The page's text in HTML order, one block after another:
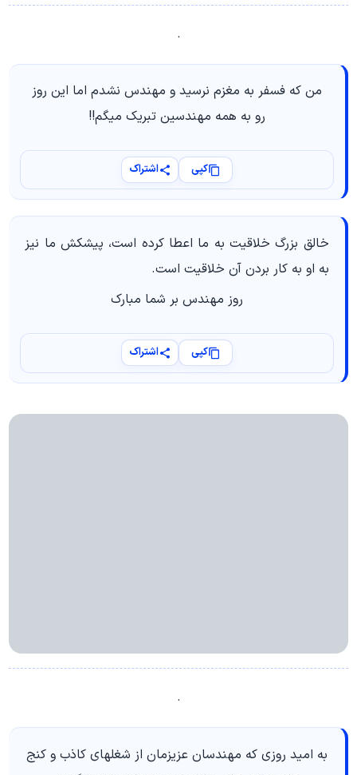
.
من که فسفر به مغزم نرسید و مهندس نشدم اما این روز
رو به همه مهندسین تبریک میگم!!
کپی اشتراک
خالق بزرگ خلاقیت به ما اعطا کرده است، پیشکش ما نیز
به او به کار بردن آن خلاقیت است.
روز مهندس بر شما مبارک
کپی اشتراک
.
به امید روزی که مهندسان عزیزمان از شغلهای کاذب و کنج